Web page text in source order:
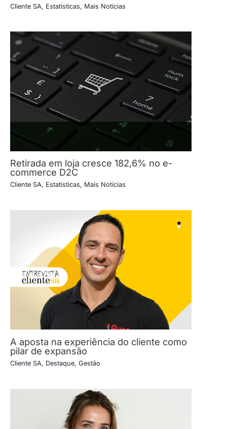
Cliente SA, Estatísticas, Mais Notícias
Retirada em loja cresce 182,6% no e-
commerce D2C
Cliente SA, Estatísticas, Mais Notícias
A aposta na experiência do cliente como
pilar de expansão
Cliente SA, Destaque, Gestão